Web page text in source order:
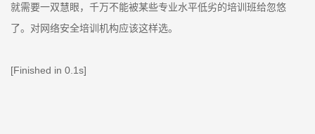
就需要一双慧眼，千万不能被某些专业水平低劣的培训班给忽悠
了。对网络安全培训机构应该这样选。
[Finished in 0.1s]